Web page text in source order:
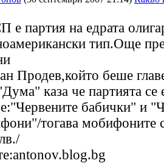
партия на едрата
тип.Още
Продев,който беше
каза че партията се
бабички" и
тогава мобифоните